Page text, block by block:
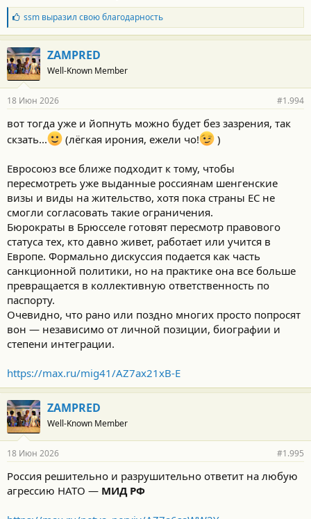
Б
л
а
г
о
д
а
н
с
т
ssmвыразил свою благодарность
ZAMPRED
Well-Known Member
18 Июн 2026 #1.994
вот тогда уже и йопнуть можно будет без зазрения, так
скзать...
(лёгкая ирония, ежели чо! )
Евросоюз все ближе подходит к тому, чтобы
пересмотреть уже выданные россиянам шенгенские
визы и виды на жительство, хотя пока страны ЕС не
смогли согласовать такие ограничения.
Бюрократы в Брюсселе готовят пересмотр правового
статуса тех, кто давно живет, работает или учится в
Европе. Формально дискуссия подается как часть
санкционной политики, но на практике она все больше
превращается в коллективную ответственность по
паспорту.
Очевидно, что рано или поздно многих просто попросят
вон — независимо от личной позиции, биографии и
степени интеграции.
https://max.ru/mig41/AZ7ax21xB-E
ZAMPRED
Well-Known Member
18 Июн 2026 #1.995
Россия решительно и разрушительно ответит на любую
агрессию НАТО — МИД РФ